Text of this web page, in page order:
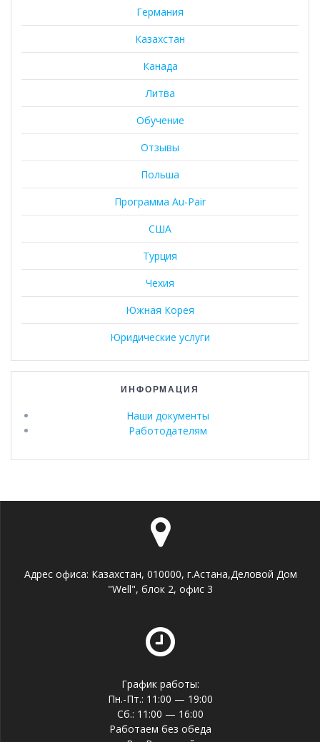
Германия
Казахстан
Канада
Литва
Обучение
Отзывы
Польша
Программа Au-Pair
США
Турция
Чехия
Южная Корея
Юридические услуги
ИНФОРМАЦИЯ
Наши документы
Работодателям
Адрес офиса: Казахстан, 010000, г.Астана,Деловой Дом
"Well", блок 2, офис 3
График работы:
Пн.-Пт.: 11:00 — 19:00
Сб.: 11:00 — 16:00
Работаем без обеда